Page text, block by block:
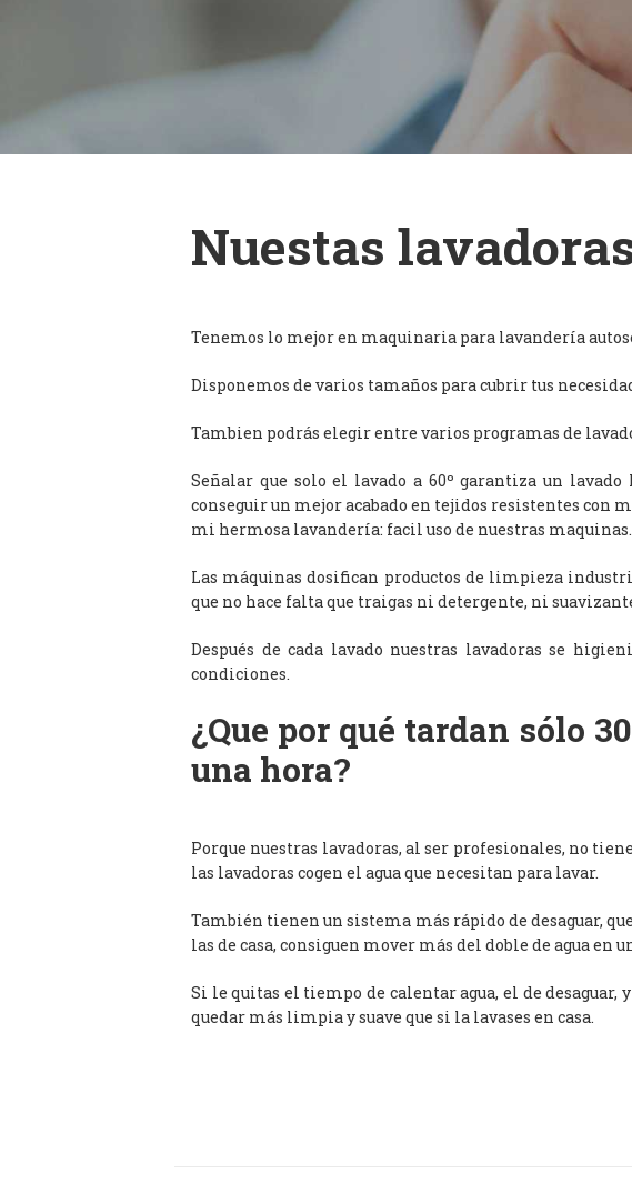
Nuestas
Tenemos lo mejor en maquinaria para lavandería
Disponemos de varios tamaños para cubrir tus
Tambien podrás elegir entre varios programas de
Señalar que solo el lavado a 60º garantiza un
conseguir un mejor acabado en tejidos resistentes con
mi hermosa lavandería: facil uso de nuestras maquinas.
Las máquinas dosifican productos de limpieza
que no hace falta que traigas ni detergente, ni
Después de cada lavado nuestras lavadoras se
condiciones.
¿Que por qué tardan sólo
una hora?
Porque nuestras lavadoras, al ser profesionales, no
las lavadoras cogen el agua que necesitan para lavar.
También tienen un sistema más rápido de desaguar,
las de casa, consiguen mover más del doble de agua
Si le quitas el tiempo de calentar agua, el de desaguar,
quedar más limpia y suave que si la lavases en casa.